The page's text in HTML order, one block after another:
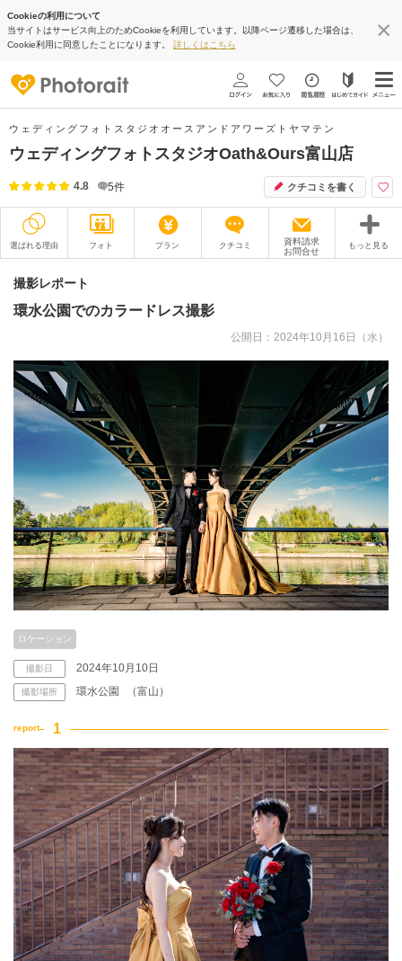
Cookieの利用について
当サイトはサービス向上のためCookieを利用しています。以降ページ遷移した場合は、
Cookie利用に同意したことになります。 詳しくはこちら
ウェディングフォトスタジオオースアンドアワーズトヤマテン
ウェディングフォトスタジオOath&Ours富山店
4.8 5件 クチコミを書く
選ばれる理由 フォト プラン クチコミ
資料請求
お問合せ
もっと見る
撮影レポート
衣装
アクセス/TEL スタジオトップ
撮影レポート
環水公園でのカラードレス撮影
公開日：2024年10月16日（水）
ロケーション
撮影日 2024年10月10日
撮影場所 環水公園 （富山）